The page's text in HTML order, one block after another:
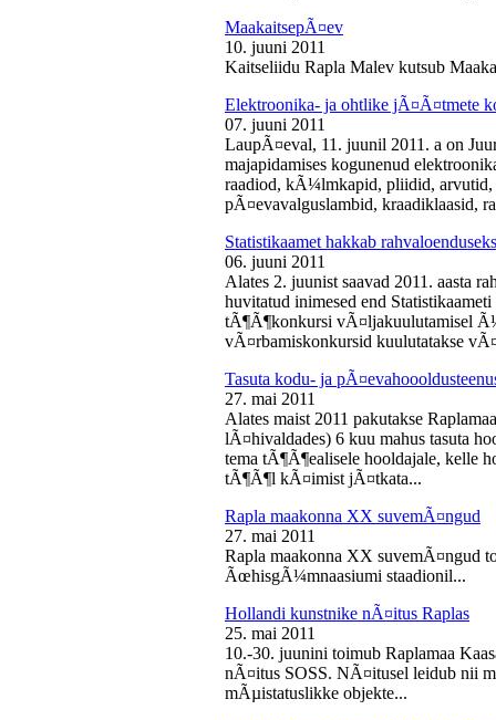
MaakaitsepÃ¤ev
10. juuni 2011
Kaitseliidu Rapla Malev kutsub
Elektroonika- ja ohtlike jÃ¤Ã¤tmete
07. juuni 2011
LaupÃ¤eval, 11. juunil 2011. a on
majapidamises kogunenud
raadiod, kÃ¼lmkapid, pliidid,
pÃ¤evavalguslambid, kraadiklaasid,
Statistikaamet hakkab
06. juuni 2011
Alates 2. juunist saavad 2011. aasta
huvitatud inimesed end
tÃ¶Ã¶konkursi vÃ¤ljakuulutamisel
vÃ¤rbamiskonkursid kuulutatakse
Tasuta kodu- ja
27. mai 2011
Alates maist 2011 pakutakse
lÃ¤hivaldades) 6 kuu mahus tasuta
tema tÃ¶Ã¶ealisele hooldajale, kelle
tÃ¶Ã¶l kÃ¤imist jÃ¤tkata...
Rapla maakonna XX suvemÃ¤ngud
27. mai 2011
Rapla maakonna XX suvemÃ¤ngud
ÃœhisgÃ¼mnaasiumi staadionil...
Hollandi kunstnike nÃ¤itus Raplas
25. mai 2011
10.-30. juunini toimub Raplamaa
nÃ¤itus SOSS. NÃ¤itusel leidub nii
mÃµistatuslikke objekte...